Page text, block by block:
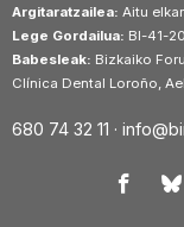
Argitaratzailea: Aitu
Lege Gordailua: BI-41-
Babesleak: Bizkaiko
Clínica Dental Loroño,
680 74 32 11 ·